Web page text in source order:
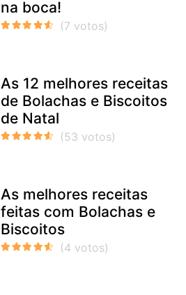
na boca!
As 12 melhores receitas
de Bolachas e Biscoitos
de Natal
As melhores receitas
feitas com Bolachas e
Biscoitos